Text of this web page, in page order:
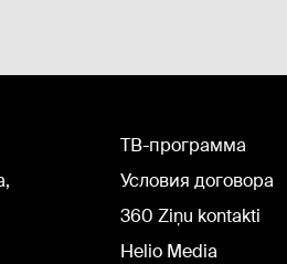
TВ-программа
Условия договора
360 Ziņu kontakti
Helio Media